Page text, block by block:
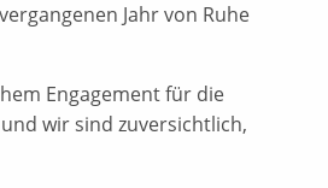
Jahr von Ruhe
Engagement für die
wir sind zuversichtlich,